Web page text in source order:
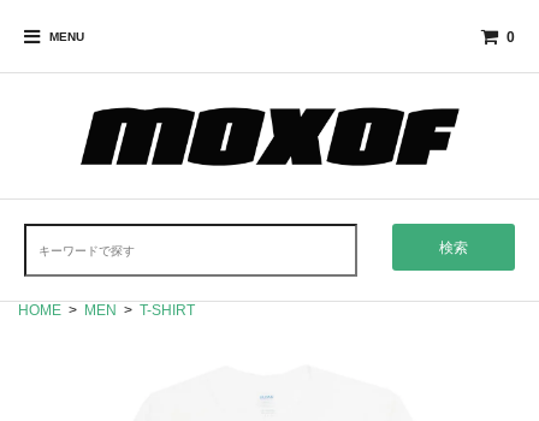
MENU 0
検索
HOME > MEN > T-SHIRT